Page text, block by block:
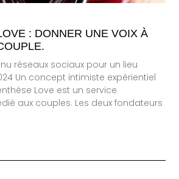
: DONNER UNE VOIX À
réseaux sociaux pour un lieu
Un concept intimiste expérientiel
Love est un service
aux couples. Les deux fondateurs